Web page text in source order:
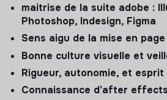
maitrise de la suite adobe :
Photoshop, Indesign, Figma
Sens aigu de la mise en page
Bonne culture visuelle et
Rigueur, autonomie, et esprit
Connaissance d’after